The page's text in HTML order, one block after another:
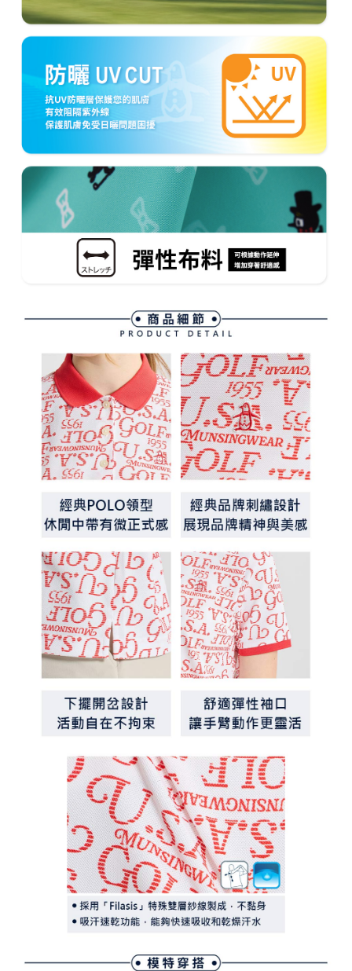
三、利用規約「AFTEE代金後払い」（以下当サービスという）はネットプ
ロテクションズ（以下 AFTEE という）が提供し、AFTEEが代金を徴収し
ます。当サービスご利用の際に提供しなければならない個人情報（注文者
の氏名、電話番号、受取人の氏名、電話番号、受取人住所を含むがこれに
限らない）は、AFTEEに渡され当サービスで必要な範囲内で利用されま
す。AFTEEの個人情報の収集、処理、利用について、詳細はAFTEE公式ホ
ームページの『個人情報の収集、処理及び利用に関する声明』をご参照く
ださい（https://aftee.tw/privacypolicy/）。
AFTEEの初回ご利用の際に、審査を通過すれば、最高額がNT$10,000にな
ります。支払い期限を過ぎた場合、その金額に基づいて年利20%の遅延滞
納金が加算されます。未成年の利用者は、事前に法定代理人または後見人
の同意を得ればAFTEEをご利用いただけます。
個人情報の処理、利用について疑問がある、または関連する法律の権利を
行使したい場合は、ネットプロテクションズcs_tw@netprotections.co.jp
にご連絡ください。上記に示した個人情報を、必要な購入注文書とあわせ
てAFTEEにご提供いただく、またはAFTEEにあなたの個人情報の収集、処
理、利用を許可することににご同意いただけない場合は、当サービスを選
送料無料
送料無料